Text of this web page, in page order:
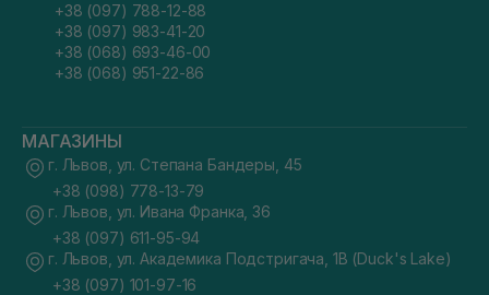
+38 (097) 788-12-88
+38 (097) 983-41-20
+38 (068) 693-46-00
+38 (068) 951-22-86
МАГАЗИНЫ
г. Львов, ул. Степана Бандеры, 45
+38 (098) 778-13-79
г. Львов, ул. Ивана Франка, 36
+38 (097) 611-95-94
г. Львов, ул. Академика Подстригача, 1В (Duck's Lake)
+38 (097) 101-97-16